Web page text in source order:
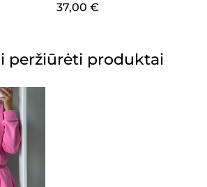
37,00 €
peržiūrėti produktai